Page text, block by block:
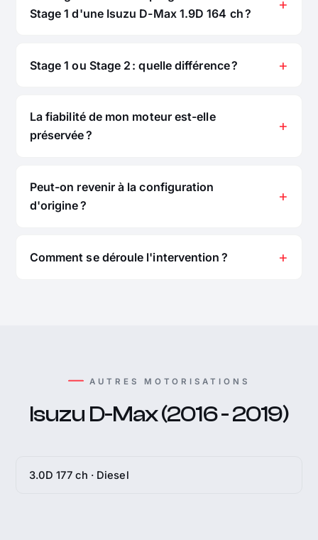
Stage 1 d'une Isuzu D-Max 1.9D 164 ch ?
Stage 1 ou Stage 2 : quelle différence ?
La fiabilité de mon moteur est-elle
préservée ?
Peut-on revenir à la configuration
d'origine ?
Comment se déroule l'intervention ?
AUTRES MOTORISATIONS
Isuzu D-Max (2016 - 2019)
3.0D 177 ch · Diesel